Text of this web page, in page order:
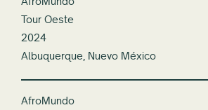
Tour Oeste
2024
Albuquerque, Nuevo México
AfroMundo